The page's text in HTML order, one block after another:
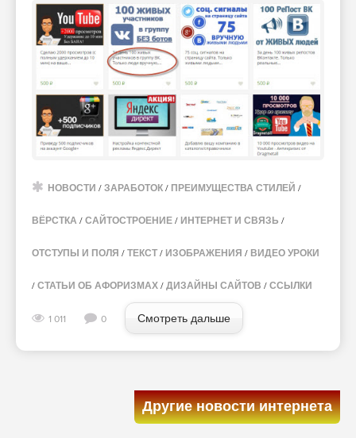
НОВОСТИ / ЗАРАБОТОК / ПРЕИМУЩЕСТВА СТИЛЕЙ /
ВЁРСТКА / САЙТОСТРОЕНИЕ / ИНТЕРНЕТ И СВЯЗЬ /
ОТСТУПЫ И ПОЛЯ / ТЕКСТ / ИЗОБРАЖЕНИЯ / ВИДЕО УРОКИ
/ СТАТЬИ ОБ АФОРИЗМАХ / ДИЗАЙНЫ САЙТОВ / ССЫЛКИ
1 011 0 Смотреть дальше
Другие новости интернета